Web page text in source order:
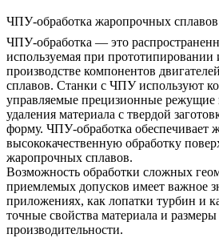
ЧПУ-обработка жаропрочных сплавов
ЧПУ-обработка — это
используемая при
производстве компонентов
сплавов. Станки с ЧПУ используют
управляемые прецизионные режущие
удаления материала с твердой
форму. ЧПУ-обработка обеспечивает
высококачественную обработку
жаропрочных сплавов.
Возможность обработки сложных
приемлемых допусков имеет важное
приложениях, как лопатки турбин и
точные свойства материала и
производительности.